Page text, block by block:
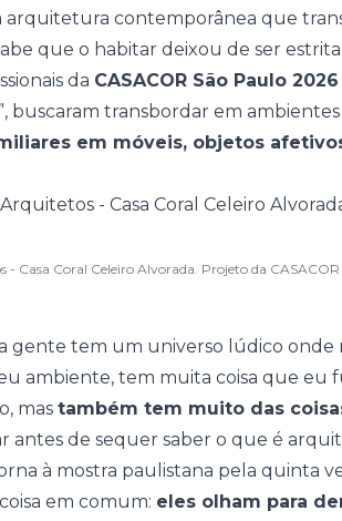
arquitetura contemporânea que
que o habitar deixou de ser
da CASACOR São Paulo 2026
”, buscaram transbordar em ambientes
em móveis, objetos
- Casa Coral Celeiro Alvorada. Projeto da
gente tem um universo lúdico onde
ambiente, tem muita coisa que eu
mas também tem muito das
antes de sequer saber o que é
à mostra paulistana pela quinta
em comum: eles olham para